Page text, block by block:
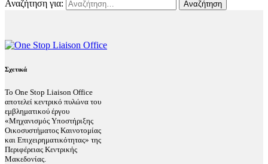
Αναζήτηση για:
Σχετικά
Το One Stop Liaison Office
αποτελεί κεντρικό πυλώνα του
εμβληματικού έργου
«Μηχανισμός Υποστήριξης
Οικοσυστήματος Καινοτομίας
και Επιχειρηματικότητας» της
Περιφέρειας Κεντρικής
Μακεδονίας.